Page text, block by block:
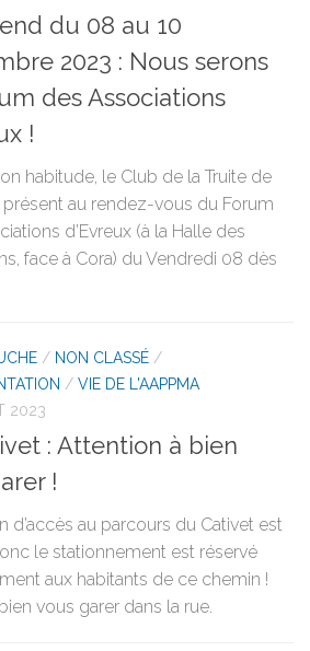
du 08 au 10
2023 : Nous serons
des Associations
!
habitude, le Club de la Truite de
présent au rendez-vous du Forum
d’Evreux (à la Halle des
face à Cora) du Vendredi 08 dès
/ NON CLASSÉ /
/ VIE DE L'AAPPMA
2023
: Attention à bien
!
d’accès au parcours du Cativet est
le stationnement est réservé
aux habitants de ce chemin !
vous garer dans la rue.